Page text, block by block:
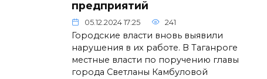
предприятий
05.12.2024 17:25 241
Городские власти вновь выявили
нарушения в их работе. В Таганроге
местные власти по поручению главы
города Светланы Камбуловой